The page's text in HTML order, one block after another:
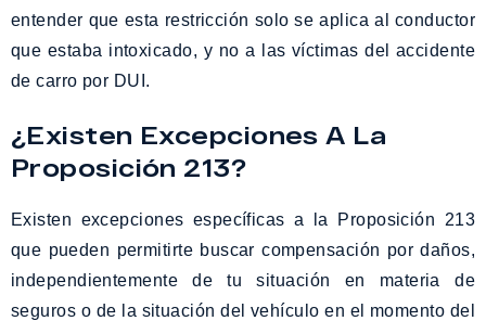
entender que esta restricción solo se aplica al conductor
que estaba intoxicado, y no a las víctimas del accidente
de carro por DUI.
¿Existen Excepciones A La
Proposición 213?
Existen excepciones específicas a la Proposición 213
que pueden permitirte buscar compensación por daños,
independientemente de tu situación en materia de
seguros o de la situación del vehículo en el momento del